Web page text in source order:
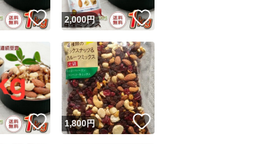
いいね！
2,000円 いいね！
いいね！
1,800円 いいね！